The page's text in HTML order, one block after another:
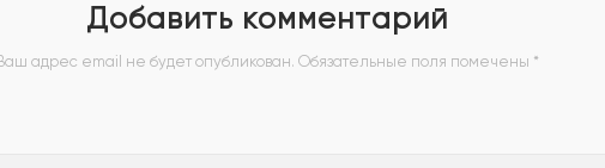
Добавить комментарий
адрес email не будет опубликован. Обязательные поля помечены *